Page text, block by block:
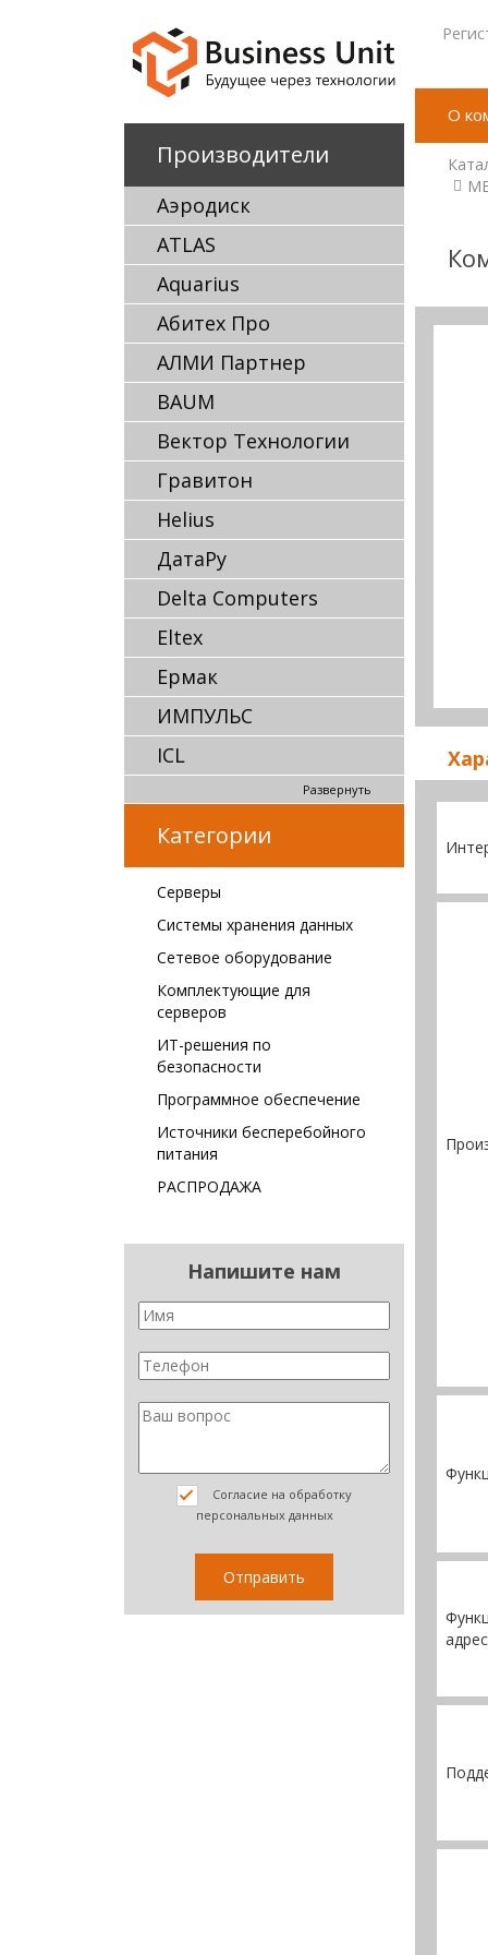
Производители
Аэродиск
ATLAS
Aquarius
Абитех Про
АЛМИ Партнер
BAUM
Вектор Технологии
Гравитон
Helius
ДатаРу
Delta Computers
Eltex
Ермак
ИМПУЛЬС
ICL
Развернуть
Категории
Серверы
Системы хранения данных
Сетевое оборудование
Комплектующие для
серверов
ИТ-решения по
безопасности
Программное обеспечение
Источники бесперебойного
питания
РАСПРОДАЖА
Напишите нам
Согласие на обработку
персональных данных
О